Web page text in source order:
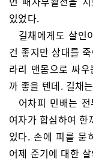
있었다.
길채에게도 살인
건 좋지만 상대를
라리 맨몸으로 싸
까 좋을 텐데. 길채
어차피 민배는
여자가 합심하여 한
있다. 손에 피를 묻
어제 준기에 대한